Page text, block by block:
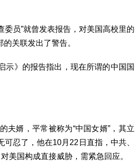
员”就曾发表报告，对美国高校里的
关联发出了警告。
示》的报告指出，现在所谓的中国国
夫婿，平常被称为“中国女婿”，其立
忍了，他在10月22日直指，中共、
美国构成直接威胁，需紧急回应。